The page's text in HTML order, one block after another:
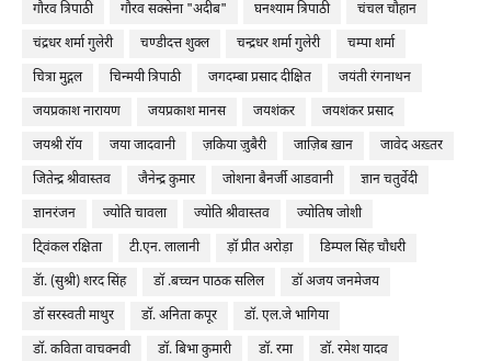
गौरव त्रिपाठी
गौरव सक्सेना "अदीब" घनश्याम त्रिपाठी
चंचल चौहान
चंद्रधर शर्मा गुलेरी
चण्डीदत्त शुक्ल चन्द्रधर शर्मा गुलेरी
चम्पा शर्मा
चित्रा मुद्गल
चिन्मयी त्रिपाठी जगदम्बा प्रसाद दीक्षित
जयंती रंगनाथन
जयप्रकाश नारायण
जयप्रकाश मानस जयशंकर
जयशंकर प्रसाद
जयश्री रॉय
जया जादवानी ज़किया ज़ुबैरी जाज़िब ख़ान
जावेद अख़्तर
जितेन्द्र श्रीवास्तव
जैनेन्द्र कुमार जोशना बैनर्जी आडवानी
ज्ञान चतुर्वेदी
ज्ञानरंजन
ज्योति चावला ज्योति श्रीवास्तव
ज्योतिष जोशी
टि्वंकल रक्षिता
टी.एन. लालानी ड़ॉ प्रीत अरोड़ा
डिम्पल सिंह चौधरी
डॅा. (सुश्री) शरद सिंह
डॉ .बच्चन पाठक सलिल
डॉ अजय जनमेजय
डॉ सरस्वती माथुर
डॉ. अनिता कपूर
डॉ. एल.जे भागिया
डॉ. कविता वाचक्नवी
डॉ. बिभा कुमारी डॉ. रमा
डॉ. रमेश यादव